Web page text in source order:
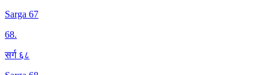
Sarga 67
68.
सर्ग ६८